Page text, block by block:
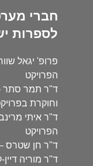
חברי
לספרות
פרופ' יגאל
הפרויקט
ד"ר תמר סתר
וחוקרת
ד"ר איתי
הפרויקט
ד"ר חן שטרס
ד"ר מוריה